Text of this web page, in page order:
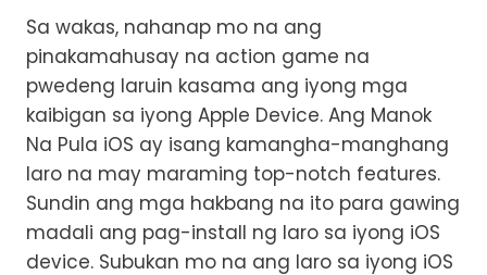
Sa wakas, nahanap mo na ang
pinakamahusay na action game na
pwedeng laruin kasama ang iyong mga
kaibigan sa iyong Apple Device. Ang Manok
Na Pula iOS ay isang kamangha-manghang
laro na may maraming top-notch features.
Sundin ang mga hakbang na ito para gawing
madali ang pag-install ng laro sa iyong iOS
device. Subukan mo na ang laro sa iyong iOS